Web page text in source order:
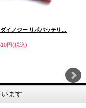
イノジー リポバッテリ…
円(税込)
ます